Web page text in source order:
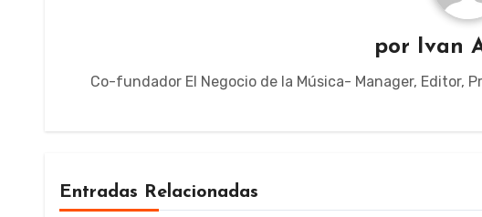
por Ivan
Co-fundador El Negocio de la Música- Manager, Editor,
Entradas Relacionadas